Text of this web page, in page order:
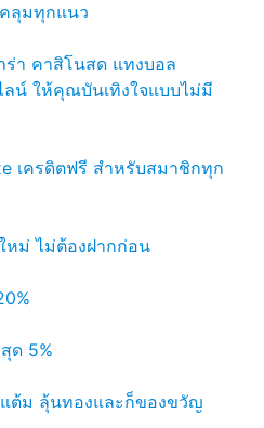
ลุมทุกแนว
ร่า คาสิโนสด แทงบอล
น์ ให้คุณบันเทิงใจแบบไม่มี
เครดิตฟรี สำหรับสมาชิกทุก
หม่ ไม่ต้องฝากก่อน
ด 5%
ต้ม ลุ้นทองและก็ของขวัญ